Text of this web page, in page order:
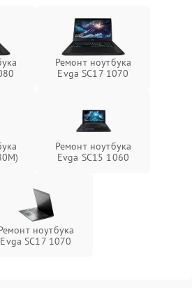
Ремонт ноутбука
Evga SC17 1070
Ремонт ноутбука
Evga SC15 1060
ноутбука
Evga SC17 1070